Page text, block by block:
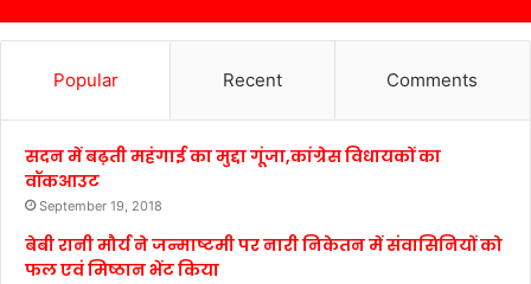
Popular Recent Comments
सदन में बढ़ती महंगाई का मुद्दा गूंजा,कांग्रेस विधायकों का
वॉकआउट
September 19, 2018
बेबी रानी मौर्य ने जन्माष्टमी पर नारी निकेतन में संवासिनियों को
फल एवं मिष्ठान भेंट किया